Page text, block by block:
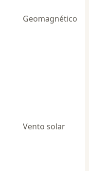
Geomagnético
Vento solar